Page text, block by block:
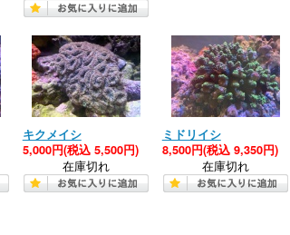
キクメイシ
5,000円(税込 5,500円)
在庫切れ
ミドリイシ
8,500円(税込 9,350円)
在庫切れ